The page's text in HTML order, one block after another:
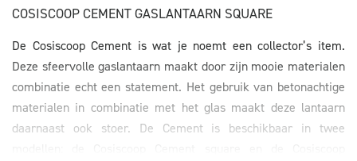
COSISCOOP CEMENT GASLANTAARN SQUARE
De Cosiscoop Cement is wat je noemt een collector’s item.
Deze sfeervolle gaslantaarn maakt door zijn mooie materialen
combinatie echt een statement. Het gebruik van betonachtige
materialen in combinatie met het glas maakt deze lantaarn
daarnaast ook stoer. De Cement is beschikbaar in twee